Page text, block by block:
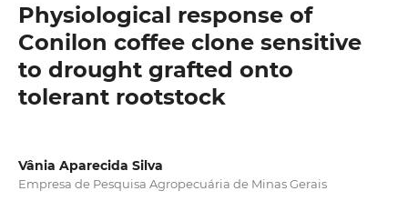
Physiological response of
Conilon coffee clone sensitive
to drought grafted onto
tolerant rootstock
Vânia Aparecida Silva
Empresa de Pesquisa Agropecuária de Minas Gerais